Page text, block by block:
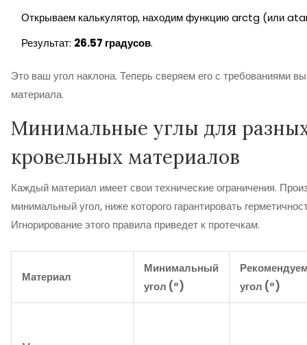
Открываем калькулятор, находим функцию arctg (или
Результат: 26.57 градусов.
Это ваш угол наклона. Теперь сверяем его с требованиями
материала.
Минимальные углы для
кровельных материалов
Каждый материал имеет свои технические ограничения.
минимальный угол, ниже которого гарантировать
Игнорирование этого правила приведет к протечкам.
Материал
Минимальный
угол (°)
угол (°)